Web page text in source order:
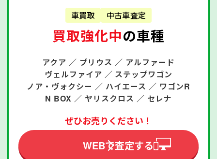
車買取 中古車査定
買取強化中の車種
アクア ／ プリウス ／ アルファード
ヴェルファイア ／ ステップワゴン
ノア・ヴォクシー ／ ハイエース ／ ワゴンR
N BOX ／ ヤリスクロス ／ セレナ
ぜひお売りください！
WEBで査定する